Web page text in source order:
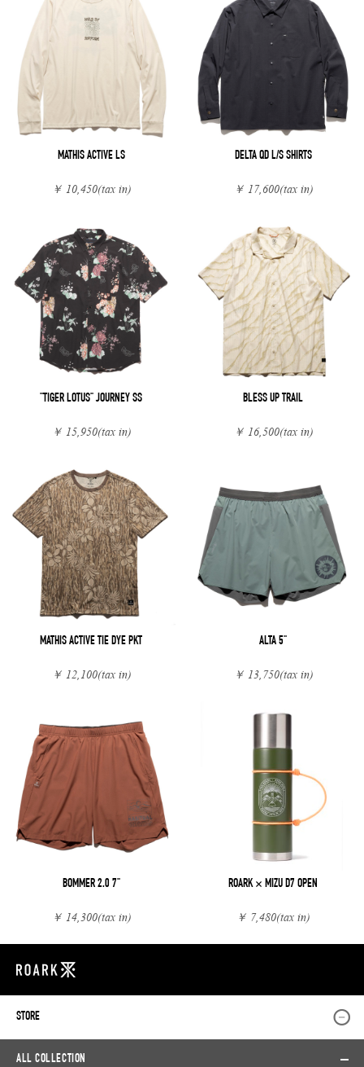
MATHIS ACTIVE LS
￥ 10,450(tax in)
DELTA QD L/S SHIRTS
￥ 17,600(tax in)
"TIGER LOTUS" JOURNEY SS
￥ 15,950(tax in)
BLESS UP TRAIL
￥ 16,500(tax in)
MATHIS ACTIVE TIE DYE PKT
￥ 12,100(tax in)
ALTA 5"
￥ 13,750(tax in)
BOMMER 2.0 7"
￥ 14,300(tax in)
ROARK × MIZU D7 OPEN
￥ 7,480(tax in)
STORE
ALL COLLECTION